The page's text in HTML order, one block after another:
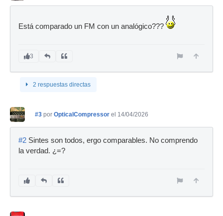
Está comparado un FM con un analógico???
3
2 respuestas directas
#3 por OpticalCompressor el 14/04/2026
#2 Sintes son todos, ergo comparables. No comprendo
la verdad. ¿=?